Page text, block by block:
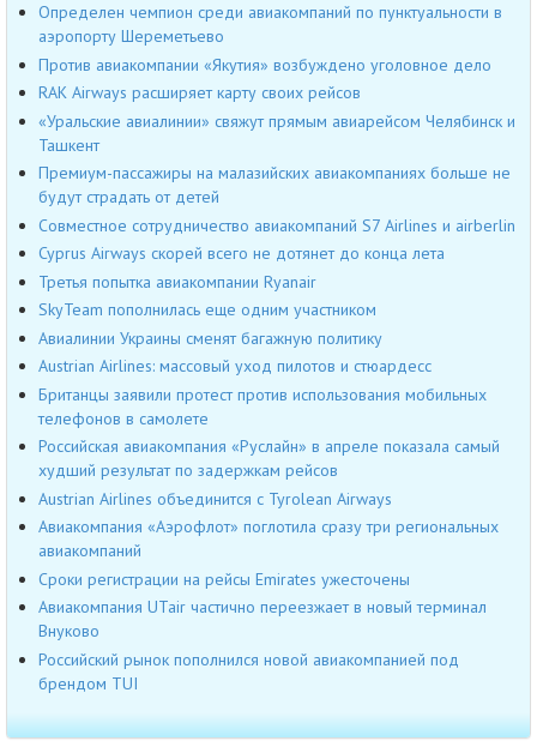
Определен чемпион среди авиакомпаний по пунктуальности в
аэропорту Шереметьево
Против авиакомпании «Якутия» возбуждено уголовное дело
RAK Airways расширяет карту своих рейсов
«Уральские авиалинии» свяжут прямым авиарейсом Челябинск и
Ташкент
Премиум-пассажиры на малазийских авиакомпаниях больше не
будут страдать от детей
Совместное сотрудничество авиакомпаний S7 Airlines и airberlin
Cyprus Airways скорей всего не дотянет до конца лета
Третья попытка авиакомпании Ryanair
SkyTeam пополнилась еще одним участником
Авиалинии Украины сменят багажную политику
Austrian Airlines: массовый уход пилотов и стюардесс
Британцы заявили протест против использования мобильных
телефонов в самолете
Российская авиакомпания «Руслайн» в апреле показала самый
худший результат по задержкам рейсов
Austrian Airlines объединится с Tyrolean Airways
Авиакомпания «Аэрофлот» поглотила сразу три региональных
авиакомпаний
Сроки регистрации на рейсы Emirates ужесточены
Авиакомпания UTair частично переезжает в новый терминал
Внуково
Российский рынок пополнился новой авиакомпанией под
брендом TUI